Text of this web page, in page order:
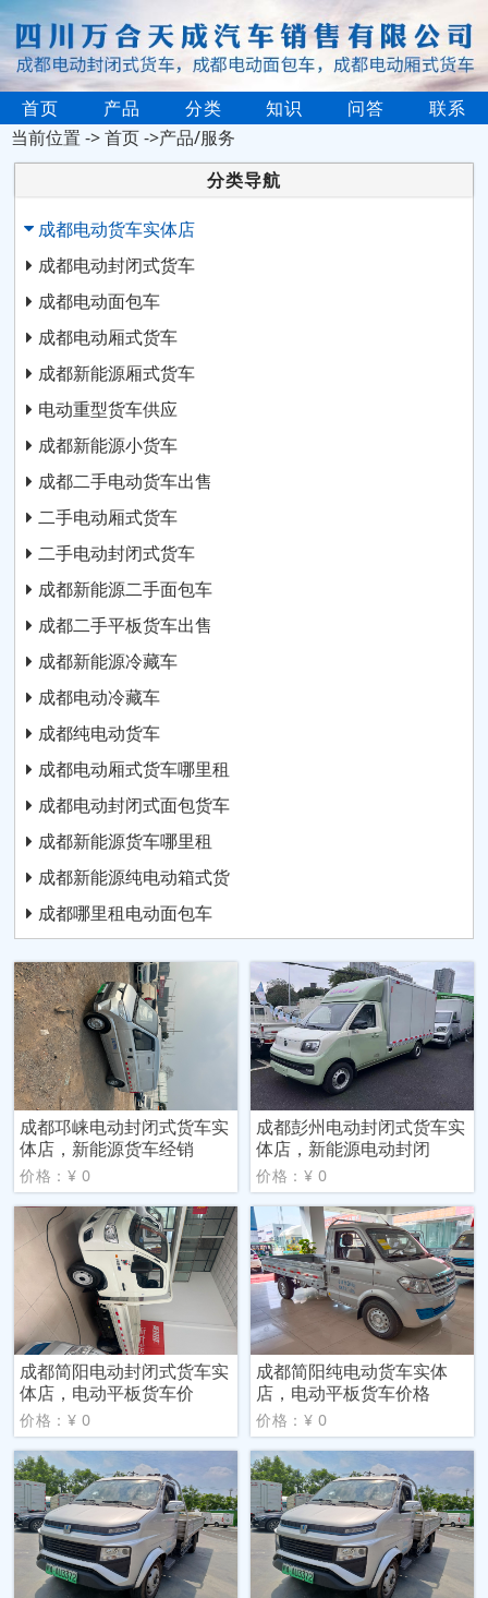
首页 产品 分类 知识 问答
联系
当前位置 ->首页->产品/服务
分类导航
成都电动货车实体店
成都电动封闭式货车
成都电动面包车
成都电动厢式货车
成都新能源厢式货车
电动重型货车供应
成都新能源小货车
成都二手电动货车出售
二手电动厢式货车
二手电动封闭式货车
成都新能源二手面包车
成都二手平板货车出售
成都新能源冷藏车
成都电动冷藏车
成都纯电动货车
成都电动厢式货车哪里租
成都电动封闭式面包货车
成都新能源货车哪里租
成都新能源纯电动箱式货
成都哪里租电动面包车
成都邛崃电动封闭式货车实
体店，新能源货车经销
价格：¥ 0
成都彭州电动封闭式货车实
体店，新能源电动封闭
价格：¥ 0
成都简阳电动封闭式货车实
体店，电动平板货车价
价格：¥ 0
成都简阳纯电动货车实体
店，电动平板货车价格
价格：¥ 0